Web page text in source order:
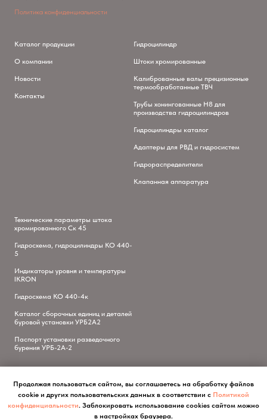
Продолжая пользоваться сайтом, вы соглашаетесь на обработку файлов
cookie и других пользовательских данных в соответствии с Политикой
конфиденциальности. Заблокировать использование cookies сайтом можно
в настройках браузера.
Политика конфиденциальности
Каталог продукции
О компании
Новости
Контакты
Гидроцилиндр
Штоки хромированные
Калиброванные валы прецизионные
термообработанные ТВЧ
Трубы хонингованные H8 для
производства гидроцилиндров
Гидроцилиндры каталог
Адаптеры для РВД и гидросистем
Гидрораспределители
Клапанная аппаратура
Технические параметры штока
хромированного Ск 45
Гидросхема, гидроцилиндры КО 440-
5
Индикаторы уровня и температуры
IKRON
Гидросхема КО 440-4к
Каталог сборочных единиц и деталей
буровой установки УРБ2А2
Паспорт установки разведочного
бурения УРБ-2А-2